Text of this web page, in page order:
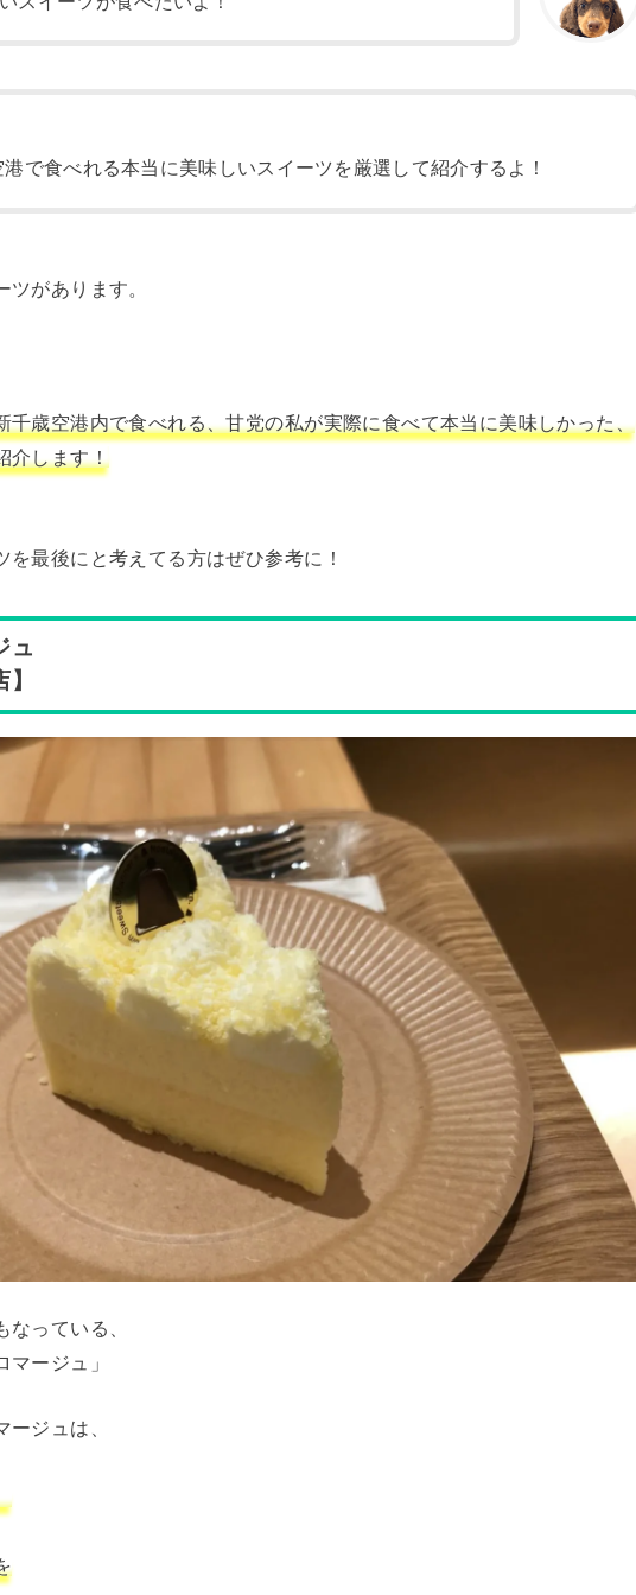
港で食べれる本当に美味しいスイーツを厳選して紹介するよ！
があります。
千歳空港内で食べれる、甘党の私が実際に食べて本当に美味しかった、
介します！
最後にと考えてる方はぜひ参考に！
ュ
っている、
ージュ」
ジュは、